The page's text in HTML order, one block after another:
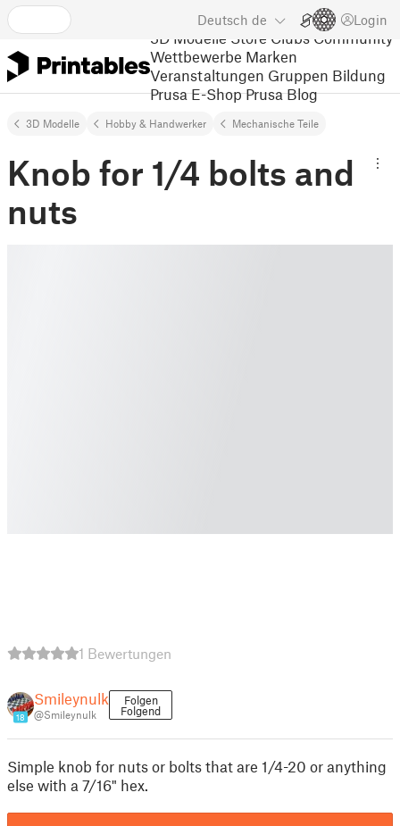
Deutsch de Login
3D Modelle Store Clubs Community
Wettbewerbe Marken
Veranstaltungen Gruppen Bildung
Prusa E-Shop Prusa Blog
3D Modelle Hobby & Handwerker Mechanische Teile
Knob for 1/4 bolts and
nuts
1 Bewertungen
18
Smileynulk
@Smileynulk
Folgen
Folgend
Simple knob for nuts or bolts that are 1/4-20 or anything
else with a 7/16" hex.